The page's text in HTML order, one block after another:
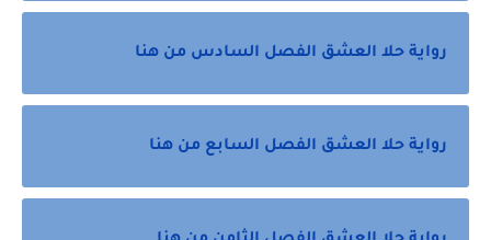
رواية حلا العشق الفصل السادس من هنا
رواية حلا العشق الفصل السابع من هنا